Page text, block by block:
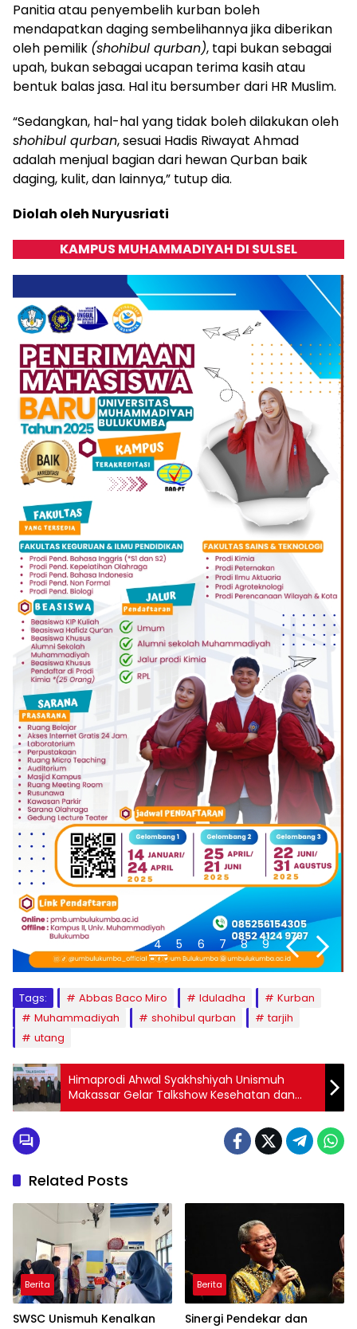
Panitia atau penyembelih kurban boleh
mendapatkan daging sembelihannya jika diberikan
oleh pemilik (shohibul qurban), tapi bukan sebagai
upah, bukan sebagai ucapan terima kasih atau
bentuk balas jasa. Hal itu bersumber dari HR Muslim.
“Sedangkan, hal-hal yang tidak boleh dilakukan oleh
shohibul qurban, sesuai Hadis Riwayat Ahmad
adalah menjual bagian dari hewan Qurban baik
daging, kulit, dan lainnya,” tutup dia.
Diolah oleh Nuryusriati
KAMPUS MUHAMMADIYAH DI SULSEL
4 5 6 7 8 9
Tags: Abbas Baco Miro Iduladha
Kurban
Muhammadiyah
shohibul qurban
tarjih
utang
Himaprodi Ahwal Syakhshiyah Unismuh
Makassar Gelar Talkshow Kesehatan dan
Launching Buku
Related Posts
Berita
SWSC Unismuh Kenalkan
Berita
Sinergi Pendekar dan